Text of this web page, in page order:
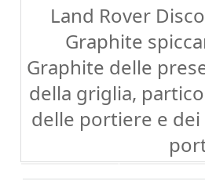
Land Rover
Graphite
Graphite delle
della griglia,
delle portiere e